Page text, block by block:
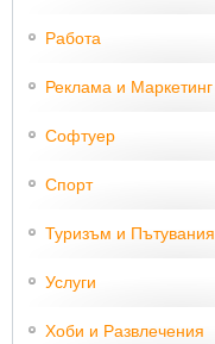
Работа
Реклама и Маркетинг
Софтуер
Спорт
Туризъм и Пътувания
Услуги
Хоби и Развлечения